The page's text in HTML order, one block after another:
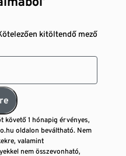
kitöltendő mező
követő 1 hónapig érvényes,
oldalon beváltható. Nem
valamint
nem összevonható,